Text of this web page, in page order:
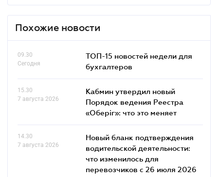
Похожие новости
09.30
Сегодня
ТОП-15 новостей недели для
бухгалтеров
15.30
7 августа 2026
Кабмин утвердил новый
Порядок ведения Реестра
«Оберіг»: что это меняет
14.30
7 августа 2026
Новый бланк подтверждения
водительской деятельности:
что изменилось для
перевозчиков с 26 июля 2026